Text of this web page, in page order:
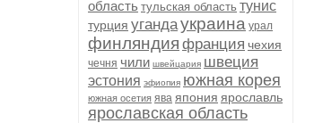
область тульская область тунис
турция угандаукраина урал
финляндия франция чехия
чечня чили швейцария швеция
эстония эфиопия южная корея
южная осетия ява япония ярославль
ярославская область